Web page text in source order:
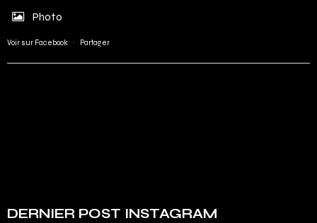
Photo
Voir sur Facebook · Partager
DERNIER POST INSTAGRAM